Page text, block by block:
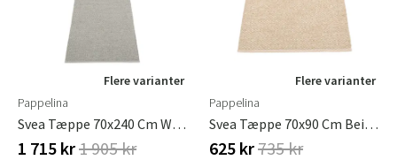
Flere varianter
Pappelina
Svea Tæppe 70x240 Cm Warm Grey / Granit Metallic
1 715 kr1 905 kr
Flere varianter
Pappelina
Svea Tæppe 70x90 Cm Beige / Champagne Metallic
625 kr735 kr